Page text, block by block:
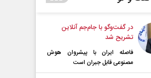
در گفت‌و‌گو با جام‌جم آنلاین
تشریح شد
فاصله ایران با پیشرو‌ان هوش
مصنوعی قابل جبران است